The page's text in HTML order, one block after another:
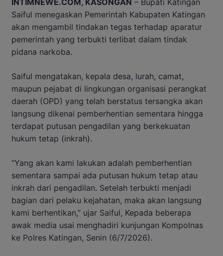
Saiful menegaskan Pemerintah Kabupaten Katingan
akan mengambil tindakan tegas terhadap aparatur
pemerintah yang terbukti terlibat dalam tindak
pidana narkoba.
Saiful mengatakan, kepala desa, lurah, camat,
maupun pejabat di lingkungan organisasi perangkat
daerah (OPD) yang telah berstatus tersangka akan
langsung dikenai pemberhentian sementara hingga
terdapat putusan pengadilan yang berkekuatan
hukum tetap (inkrah).
“Yang akan kami lakukan adalah pemberhentian
sementara sampai ada putusan hukum tetap atau
inkrah dari pengadilan. Setelah terbukti menjadi
bagian dari pelaku kejahatan, maka akan langsung
kami berhentikan,” ujar Saiful, Kepada beberapa
awak media usai menghadiri kunjungan Kompolnas
ke Polres Katingan, Senin (6/7/2026).